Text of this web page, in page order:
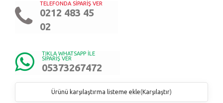
TELEFONDA SİPARİŞ VER
0212 483 45
02
TIKLA WHATSAPP İLE
SİPARİŞ VER
05373267472
Ürünü karşılaştırma listeme ekle(Karşılaştır)